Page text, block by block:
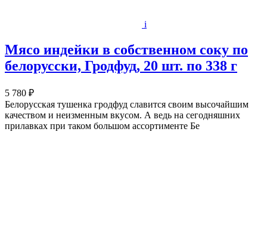
i
Мясо индейки в собственном соку по
белорусски, Гродфуд, 20 шт. по 338 г
5 780 ₽
Белорусская тушенка гродфуд славится своим высочайшим
качеством и неизменным вкусом. А ведь на сегодняшних
прилавках при таком большом ассортименте Бе